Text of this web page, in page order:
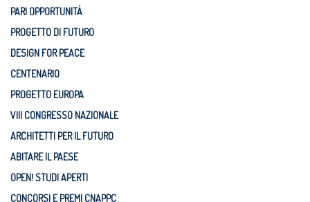
PARI OPPORTUNITÀ
PROGETTO DI FUTURO
DESIGN FOR PEACE
CENTENARIO
PROGETTO EUROPA
VIII CONGRESSO NAZIONALE
ARCHITETTI PER IL FUTURO
ABITARE IL PAESE
OPEN! STUDI APERTI
CONCORSI E PREMI CNAPPC